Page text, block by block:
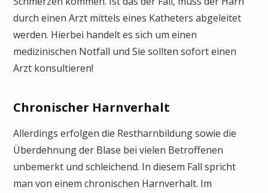
durch einen Arzt mittels eines Katheters abgeleitet
werden. Hierbei handelt es sich um einen
medizinischen Notfall und Sie sollten sofort einen
Arzt konsultieren!
Chronischer Harnverhalt
Allerdings erfolgen die Restharnbildung sowie die
Überdehnung der Blase bei vielen Betroffenen
unbemerkt und schleichend. In diesem Fall spricht
man von einem chronischen Harnverhalt. Im